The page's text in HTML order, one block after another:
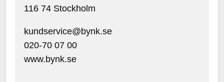
116 74 Stockholm
kundservice@bynk.se
020-70 07 00
www.bynk.se